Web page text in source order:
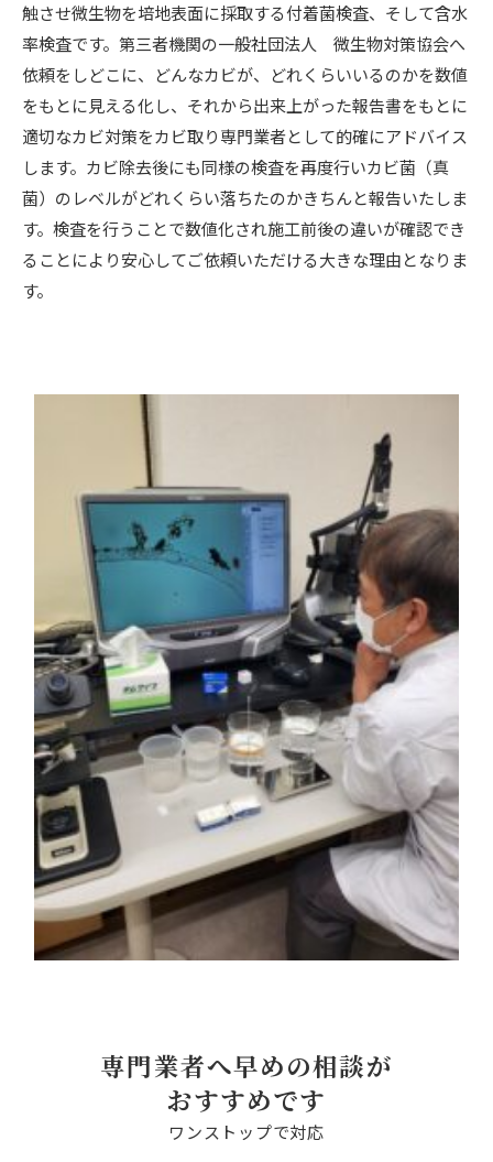
触させ微生物を培地表面に採取する付着菌検査、そして含水
率検査です。第三者機関の一般社団法人 微生物対策協会へ
依頼をしどこに、どんなカビが、どれくらいいるのかを数値
をもとに見える化し、それから出来上がった報告書をもとに
適切なカビ対策をカビ取り専門業者として的確にアドバイス
します。カビ除去後にも同様の検査を再度行いカビ菌（真
菌）のレベルがどれくらい落ちたのかきちんと報告いたしま
す。検査を行うことで数値化され施工前後の違いが確認でき
ることにより安心してご依頼いただける大きな理由となりま
す。
専門業者へ早めの相談が
おすすめです
ワンストップで対応